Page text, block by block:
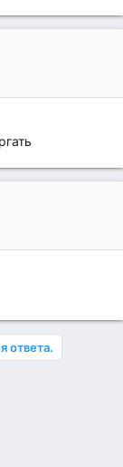
ответа.
почта